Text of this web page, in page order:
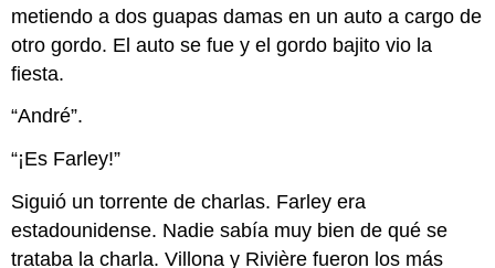
metiendo a dos guapas damas en un auto a cargo de
otro gordo. El auto se fue y el gordo bajito vio la
fiesta.
“André”.
“¡Es Farley!”
Siguió un torrente de charlas. Farley era
estadounidense. Nadie sabía muy bien de qué se
trataba la charla. Villona y Rivière fueron los más